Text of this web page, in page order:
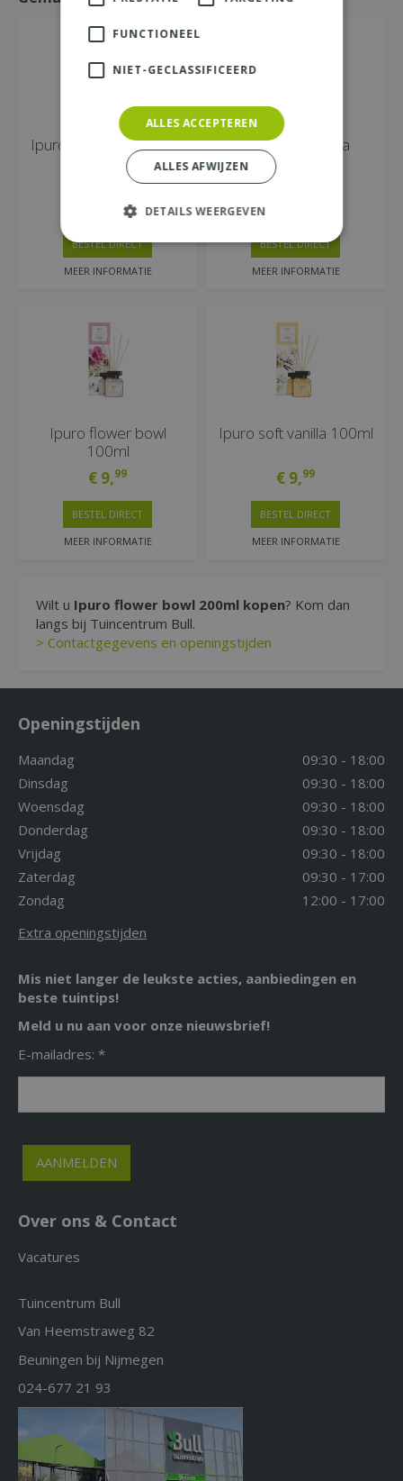
Ipuro soft vanilla 200ml
99
MEER INFORMATIE
BESTEL DIRECT
Ipuro soft vanilla
2x50ml
MEER INFORMATIE
BESTEL DIRECT
Ipuro flower bowl
100ml
€ 9,99
MEER INFORMATIE
BESTEL DIRECT
Ipuro soft vanilla 100ml
€ 9,99
MEER INFORMATIE
BESTEL DIRECT
Wilt u Ipuro flower bowl 200ml kopen? Kom dan
langs bij Tuincentrum Bull.
> Contactgegevens en openingstijden
Openingstijden
Maandag
09:30 - 18:00
Dinsdag
09:30 - 18:00
Woensdag
09:30 - 18:00
Donderdag
09:30 - 18:00
Vrijdag
09:30 - 18:00
Zaterdag
09:30 - 17:00
Zondag
12:00 - 17:00
Extra openingstijden
Mis niet langer de leukste acties, aanbiedingen en
beste tuintips!
Meld u nu aan voor onze nieuwsbrief!
E-mailadres: *
Over ons & Contact
Vacatures
Tuincentrum Bull
Van Heemstraweg 82
Beuningen bij Nijmegen
024-677 21 93
FUNCTIONEEL
NIET-GECLASSIFICEERD
ALLES ACCEPTEREN
ALLES AFWIJZEN
DETAILS WEERGEVEN